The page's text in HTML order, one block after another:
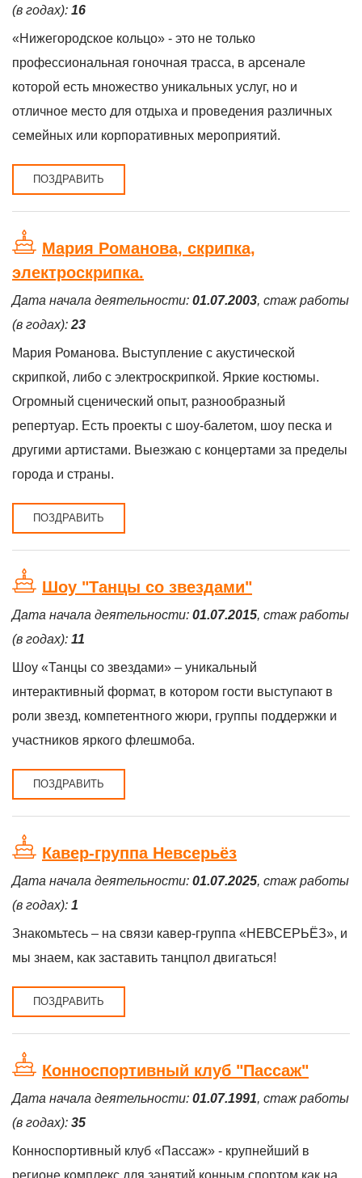
(в годах): 16
«Нижегородское кольцо» - это не только
профессиональная гоночная трасса, в арсенале
которой есть множество уникальных услуг, но и
отличное место для отдыха и проведения различных
семейных или корпоративных мероприятий.
ПОЗДРАВИТЬ
Мария Романова, скрипка,
электроскрипка.
Дата начала деятельности: 01.07.2003, стаж работы
(в годах): 23
Мария Романова. Выступление с акустической
скрипкой, либо с электроскрипкой. Яркие костюмы.
Огромный сценический опыт, разнообразный
репертуар. Есть проекты с шоу-балетом, шоу песка и
другими артистами. Выезжаю с концертами за пределы
города и страны.
ПОЗДРАВИТЬ
Шоу "Танцы со звездами"
Дата начала деятельности: 01.07.2015, стаж работы
(в годах): 11
Шоу «Танцы со звездами» – уникальный
интерактивный формат, в котором гости выступают в
роли звезд, компетентного жюри, группы поддержки и
участников яркого флешмоба.
ПОЗДРАВИТЬ
Кавер-группа Невсерьёз
Дата начала деятельности: 01.07.2025, стаж работы
(в годах): 1
Знакомьтесь – на связи кавер-группа «НЕВСЕРЬЁЗ», и
мы знаем, как заставить танцпол двигаться!
ПОЗДРАВИТЬ
Конноспортивный клуб "Пассаж"
Дата начала деятельности: 01.07.1991, стаж работы
(в годах): 35
Конноспортивный клуб «Пассаж» - крупнейший в
регионе комплекс для занятий конным спортом как на